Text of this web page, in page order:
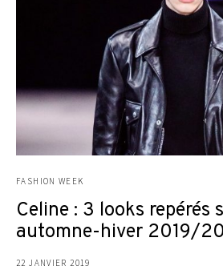
FASHION WEEK
Celine : 3 looks repérés
automne-hiver 2019/
22 JANVIER 2019